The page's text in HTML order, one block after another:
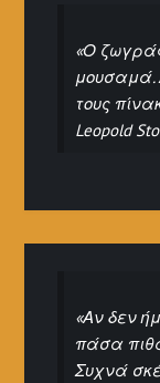
«Ο
μουσαμά.
τους
Leopold
«Αν δεν
πάσα
Συχνά